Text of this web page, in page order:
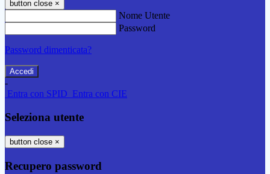
button close ×
Nome Utente
Password
Password dimenticata?
-
Entra con SPID Entra con CIE
Seleziona utente
button close ×
Recupero password